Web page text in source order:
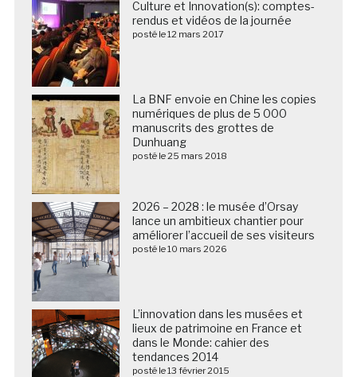
Culture et Innovation(s): comptes-
rendus et vidéos de la journée
posté le 12 mars 2017
La BNF envoie en Chine les copies
numériques de plus de 5 000
manuscrits des grottes de
Dunhuang
posté le 25 mars 2018
2026 – 2028 : le musée d’Orsay
lance un ambitieux chantier pour
améliorer l’accueil de ses visiteurs
posté le 10 mars 2026
L’innovation dans les musées et
lieux de patrimoine en France et
dans le Monde: cahier des
tendances 2014
posté le 13 février 2015